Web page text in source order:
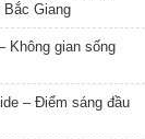
Giang
Không gian sống
– Điểm sáng đầu